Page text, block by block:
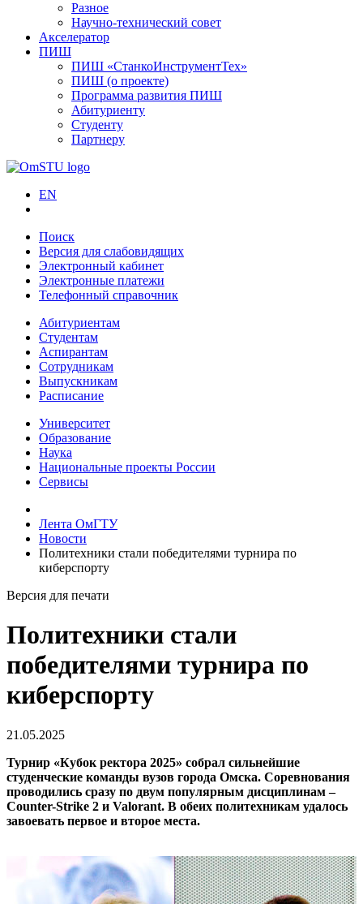
Разное
Научно-технический совет
Акселератор
ПИШ
ПИШ «СтанкоИнструментТех»
ПИШ (о проекте)
Программа развития ПИШ
Абитуриенту
Студенту
Партнеру
EN
Поиск
Версия для слабовидящих
Электронный кабинет
Электронные платежи
Телефонный справочник
Абитуриентам
Студентам
Аспирантам
Сотрудникам
Выпускникам
Расписание
Университет
Образование
Наука
Национальные проекты России
Сервисы
Лента ОмГТУ
Новости
Политехники стали победителями турнира по
киберспорту
Версия для печати
Политехники стали
победителями турнира по
киберспорту
21.05.2025
Турнир «Кубок ректора 2025» собрал сильнейшие
студенческие команды вузов города Омска. Соревнования
проводились сразу по двум популярным дисциплинам –
Counter-Strike 2 и Valorant. В обеих политехникам удалось
завоевать первое и второе места.